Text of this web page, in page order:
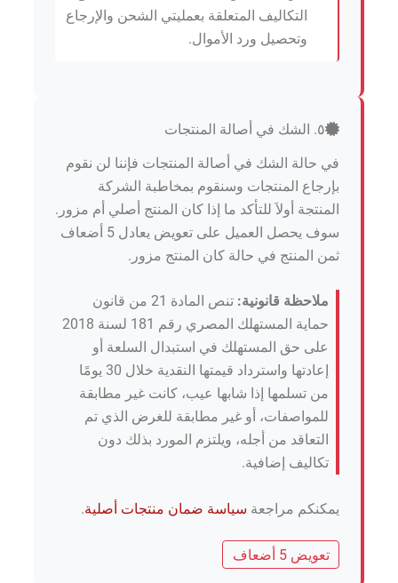
التكاليف المتعلقة بعمليتي الشحن والإرجاع
وتحصيل ورد الأموال.
٥. الشك في أصالة المنتجات
في حالة الشك في أصالة المنتجات فإننا لن نقوم
بإرجاع المنتجات وسنقوم بمخاطبة الشركة
المنتجة أولاَ للتأكد ما إذا كان المنتج أصلي أم مزور.
سوف يحصل العميل على تعويض يعادل 5 أضعاف
ثمن المنتج في حالة كان المنتج مزور.
ملاحظة قانونية:
تنص المادة 21 من قانون
حماية المستهلك المصري رقم 181 لسنة 2018
على حق المستهلك في استبدال السلعة أو
إعادتها واسترداد قيمتها النقدية خلال 30 يومًا
من تسلمها إذا شابها عيب، كانت غير مطابقة
للمواصفات، أو غير مطابقة للغرض الذي تم
التعاقد من أجله، ويلتزم المورد بذلك دون
تكاليف إضافية.
يمكنكم مراجعةسياسة ضمان منتجات أصلية.
تعويض 5 أضعاف